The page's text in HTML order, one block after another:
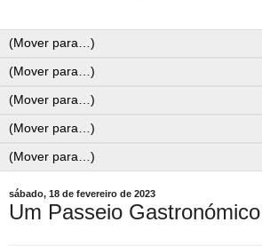
sábado, 18 de fevereiro de 2023
Um Passeio